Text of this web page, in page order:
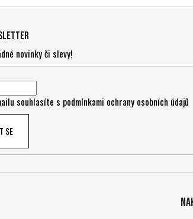
novinky či slevy!
souhlasíte s podmínkami ochrany osobních údajů
SE